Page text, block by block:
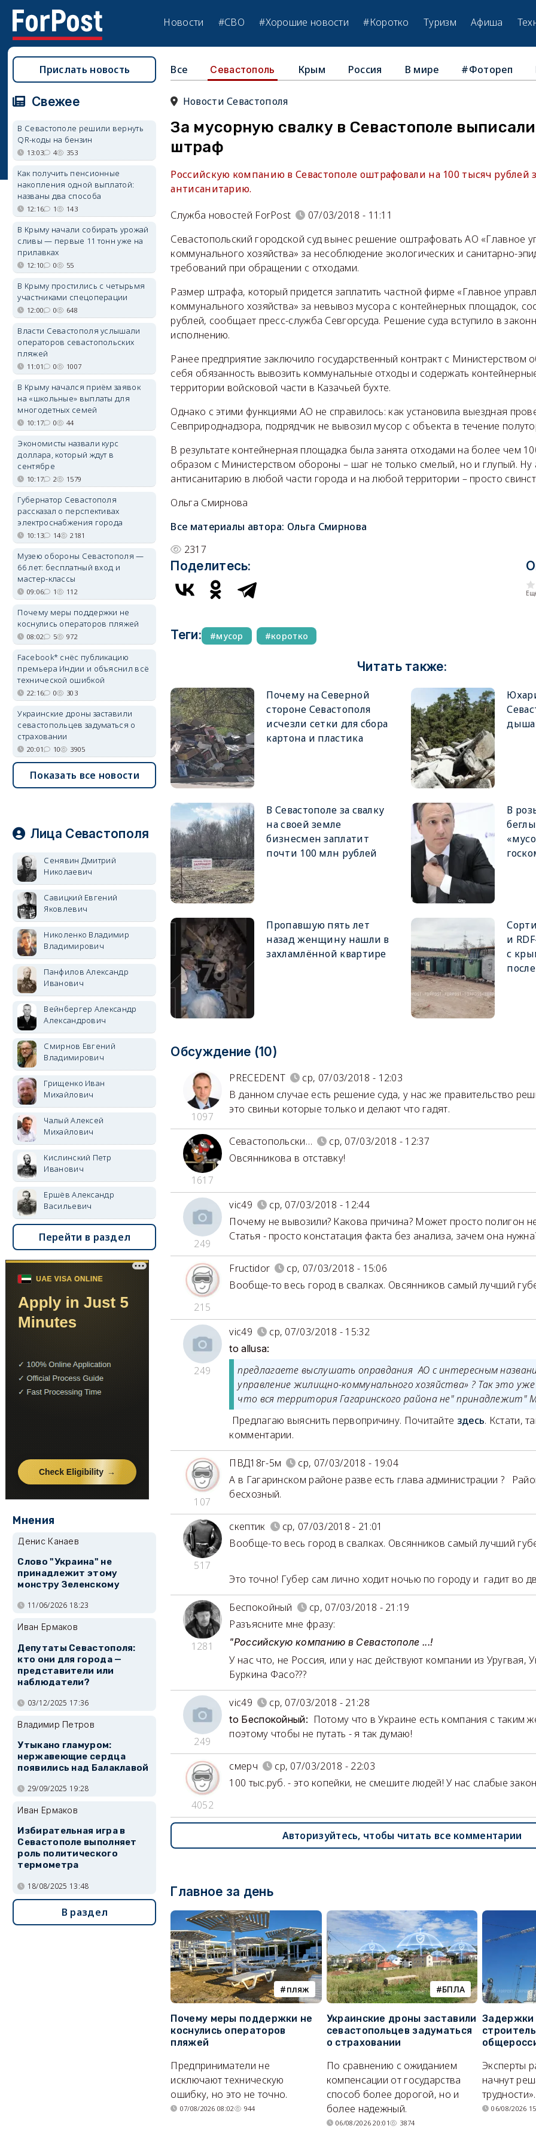
Новости #СВО #Хорошие новости #Коротко Туризм Афиша
Все Севастополь Крым Россия В мире #Фотореп
Новости Севастополя
За мусорную свалку в Севастополе
штраф
Российскую компанию в Севастополе оштрафовали на 100 тысяч рублей
антисанитарию.
Служба новостей ForPost
07/03/2018 - 11:11
Севастопольский городской суд вынес решение оштрафовать АО «Главное
коммунального хозяйства» за несоблюдение экологических и санитарно-
требований при обращении с отходами.
Размер штрафа, который придется заплатить частной фирме «Главное
коммунального хозяйства» за невывоз мусора с контейнерных площадок,
рублей, сообщает пресс-служба Севгорсуда. Решение суда вступило в
исполнению.
Ранее предприятие заключило государственный контракт с Министерством
себя обязанность вывозить коммунальные отходы и содержать
территории войсковой части в Казачьей бухте.
Однако с этими функциями АО не справилось: как установила выездная
Севприроднадзора, подрядчик не вывозил мусор с объекта в течение
В результате контейнерная площадка была занята отходами на более чем
образом с Министерством обороны – шаг не только смелый, но и глупый. Ну
антисанитарию в любой части города и на любой территории – просто
Ольга Смирнова
Все материалы автора: Ольга Смирнова
2317
Поделитесь:
Теги: мусор коротко
Читать также:
Почему на Северной
стороне Севастополя
исчезли сетки для сбора
картона и пластика
В Севастополе за свалку
на своей земле
бизнесмен заплатит
почти 100 млн рублей
В
Пропавшую пять лет
назад женщину нашли в
захламлённой квартире
и
с
Обсуждение (10)
1097
PRECEDENT
ср, 07/03/2018 - 12:03
В данном случае есть решение суда, у нас же правительство
это свиньи которые только и делают что гадят.
1617
Севастопольски…
ср, 07/03/2018 - 12:37
Овсянникова в отставку!
249
vic49
ср, 07/03/2018 - 12:44
Почему не вывозили? Какова причина? Может просто полигон
Статья - просто констатация факта без анализа, зачем она
215
Fructidor
ср, 07/03/2018 - 15:06
Вообще-то весь город в свалках. Овсянников самый лучший
249
vic49 ср, 07/03/2018 - 15:32
to allusa:
предлагаете выслушать оправдания АО с интересным
управление жилищно-коммунального хозяйства» ? Так это уже
что вся территория Гагаринского района не" принадлежит"
Предлагаю выяснить первопричину. Почитайте здесь. Кстати,
комментарии.
107
ПВД18г-5м
ср, 07/03/2018 - 19:04
А в Гагаринском районе разве есть глава администрации ?
бесхозный.
517
скептик
ср, 07/03/2018 - 21:01
Вообще-то весь город в свалках. Овсянников самый лучший
Это точно! Губер сам лично ходит ночью по городу и гадит во
1281
Беспокойный
ср, 07/03/2018 - 21:19
Разъясните мне фразу:
"Российскую компанию в Севастополе ...!
У нас что, не Россия, или у нас действуют компании из Уругвая,
Буркина Фасо???
249
vic49 ср, 07/03/2018 - 21:28
to Беспокойный: Потому что в Украине есть компания с таким
поэтому чтобы не путать - я так думаю!
4052
смерч
ср, 07/03/2018 - 22:03
100 тыс.руб. - это копейки, не смешите людей! У нас слабые
Авторизуйтесь, чтобы читать все комментарии
Главное за день
пляж
Почему меры поддержки не
коснулись операторов
пляжей
Предприниматели не
исключают техническую
ошибку, но это не точно.
07/08/2026 08:02 944
БПЛА
Украинские дроны заставили
севастопольцев задуматься
о страховании
По сравнению с ожиданием
компенсации от государства
способ более дорогой, но и
более надежный.
06/08/2026 20:01 3874
Задержки
Эксперты
начнут
трудности».
06/08/2026
Прислать новость
Свежее
В Севастополе решили вернуть
QR-коды на бензин
13:03 4 353
Как получить пенсионные
накопления одной выплатой:
названы два способа
12:16 1 143
В Крыму начали собирать урожай
сливы — первые 11 тонн уже на
прилавках
12:10 0 55
В Крыму простились с четырьмя
участниками спецоперации
12:00 0 648
Власти Севастополя услышали
операторов севастопольских
пляжей
11:01 0 1007
В Крыму начался приём заявок
на «школьные» выплаты для
многодетных семей
10:17 0 44
Экономисты назвали курс
доллара, который ждут в
сентябре
10:17 2 1579
Губернатор Севастополя
рассказал о перспективах
электроснабжения города
10:13 14 2181
Музею обороны Севастополя —
66 лет: бесплатный вход и
мастер-классы
09:06 1 112
Почему меры поддержки не
коснулись операторов пляжей
08:02 5 972
Facebook* снёс публикацию
премьера Индии и объяснил всё
технической ошибкой
22:16 0 303
Украинские дроны заставили
севастопольцев задуматься о
страховании
20:01 10 3905
Показать все новости
Лица Севастополя
Сенявин Дмитрий
Николаевич
Савицкий Евгений
Яковлевич
Николенко Владимир
Владимирович
Панфилов Александр
Иванович
Вейнбергер Александр
Александрович
Смирнов Евгений
Владимирович
Грищенко Иван
Михайлович
Чалый Алексей
Михайлович
Кислинский Петр
Иванович
Ершёв Александр
Васильевич
Перейти в раздел
Мнения
Денис Канаев
Слово "Украина" не
принадлежит этому
монстру Зеленскому
11/06/2026 18:23
Иван Ермаков
Депутаты Севастополя:
кто они для города —
представители или
наблюдатели?
03/12/2025 17:36
Владимир Петров
Утыкано гламуром:
нержавеющие сердца
появились над Балаклавой
29/09/2025 19:28
Иван Ермаков
Избирательная игра в
Севастополе выполняет
роль политического
термометра
18/08/2025 13:48
В раздел